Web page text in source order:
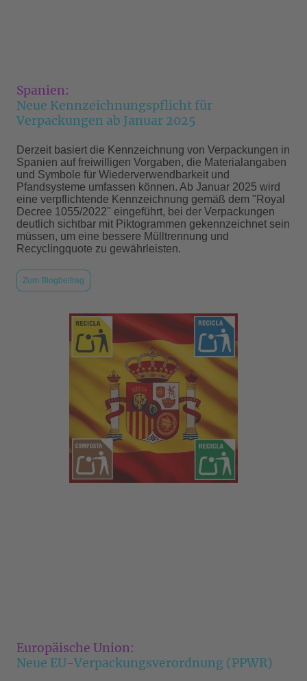
Spanien:
Neue Kennzeichnungspflicht für
Verpackungen ab Januar 2025
Derzeit basiert die Kennzeichnung von Verpackungen in
Spanien auf freiwilligen Vorgaben, die Materialangaben
und Symbole für Wiederverwendbarkeit und
Pfandsysteme umfassen können. Ab Januar 2025 wird
eine verpflichtende Kennzeichnung gemäß dem "Royal
Decree 1055/2022" eingeführt, bei der Verpackungen
deutlich sichtbar mit Piktogrammen gekennzeichnet sein
müssen, um eine bessere Mülltrennung und
Recyclingquote zu gewährleisten.
Zum Blogbeitrag
Europäische Union:
Neue EU-Verpackungsverordnung (PPWR)